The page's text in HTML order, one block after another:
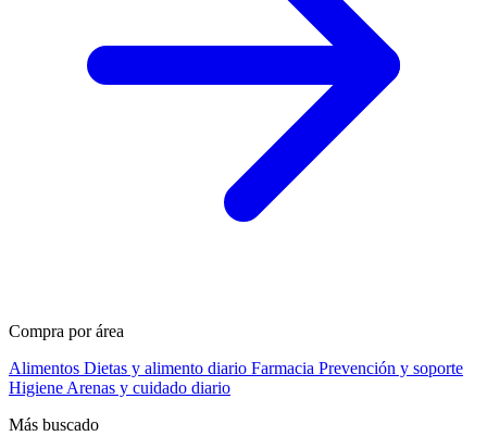
Compra por área
Alimentos Dietas y alimento diario Farmacia Prevención y soporte
Higiene Arenas y cuidado diario
Más buscado